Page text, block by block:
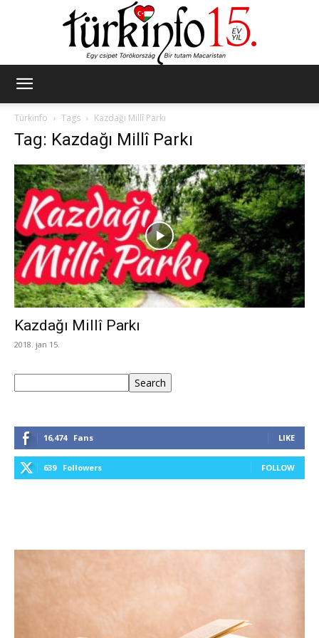
Türkinfo
Tags Kazdağı Millî Parkı
Tag: Kazdağı Millî Parkı
Kazdağı Millî Parkı
2018. jan 15.
Search
16,474 Fans LIKE
639 Followers FOLLOW